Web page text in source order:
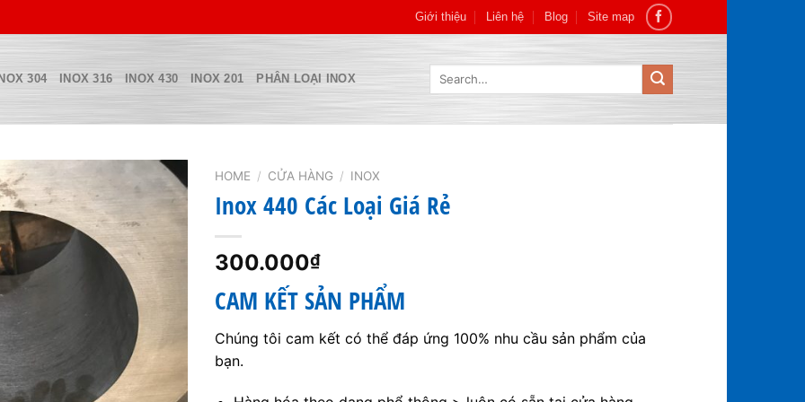
Giới thiệu Liên hệ Blog Site map
INOX 304 INOX 316 INOX 430 INOX 201 PHÂN LOẠI INOX
Search
HOME / CỬA HÀNG / INOX
Inox 440 Các Loại Giá Rẻ
300.000₫
CAM KẾT SẢN PHẨM
Chúng tôi cam kết có thể đáp ứng 100% nhu cầu sản phẩm của
bạn.